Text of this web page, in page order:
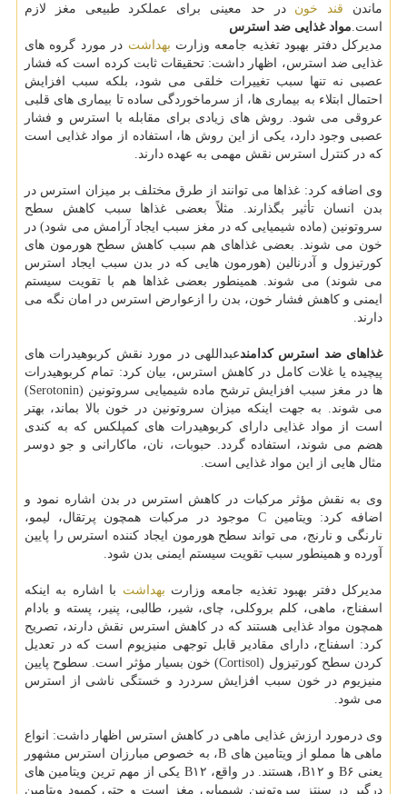
ماندن قند خون در حد معینی برای عملكرد طبیعی مغز لازم
است. مواد غذایی ضد استرس
مدیركل دفتر بهبود تغذیه جامعه وزارت بهداشت در مورد گروه های
غذایی ضد استرس، اظهار داشت: تحقیقات ثابت كرده است كه فشار
عصبی نه تنها سبب تغییرات خلقی می شود، بلكه سبب افزایش
احتمال ابتلاء به بیماری ها، از سرماخوردگی ساده تا بیماری های قلبی
عروقی می شود. روش های زیادی برای مقابله با استرس و فشار
عصبی وجود دارد، یكی از این روش ها، استفاده از مواد غذایی است
كه در كنترل استرس نقش مهمی به عهده دارند.
وی اضافه كرد: غذاها می توانند از طرق مختلف بر میزان استرس در
بدن انسان تأثیر بگذارند. مثلاً بعضی غذاها سبب كاهش سطح
سروتونین (ماده شیمیایی كه در مغز سبب ایجاد آرامش می شود) در
خون می شوند. بعضی غذاهای هم سبب كاهش سطح هورمون های
كورتیزول و آدرنالین (هورمون هایی كه در بدن سبب ایجاد استرس
می شوند) می شوند. همینطور بعضی غذاها هم با تقویت سیستم
ایمنی و كاهش فشار خون، بدن را ازعوارض استرس در امان نگه می
دارند.
غذاهای ضد استرس كدامندعبداللهی در مورد نقش كربوهیدرات های
پیچیده یا غلات كامل در كاهش استرس، بیان كرد: تمام كربوهیدرات
ها در مغز سبب افزایش ترشح ماده شیمیایی سروتونین (Serotonin)
می شوند. به جهت اینكه میزان سروتونین در خون بالا بماند، بهتر
است از مواد غذایی دارای كربوهیدرات های كمپلكس كه به كندی
هضم می شوند، استفاده گردد. حبوبات، نان، ماكارانی و جو دوسر
مثال هایی از این مواد غذایی است.
وی به نقش مؤثر مركبات در كاهش استرس در بدن اشاره نمود و
اضافه كرد: ویتامین C موجود در مركبات همچون پرتقال، لیمو،
نارنگی و نارنج، می تواند سطح هورمون ایجاد كننده استرس را پایین
آورده و همینطور سبب تقویت سیستم ایمنی بدن شود.
مدیركل دفتر بهبود تغذیه جامعه وزارت بهداشت با اشاره به اینكه
اسفناج، ماهی، كلم بروكلی، چای، شیر، طالبی، پنیر، پسته و بادام
همچون مواد غذایی هستند كه در كاهش استرس نقش دارند، تصریح
كرد: اسفناج، دارای مقادیر قابل توجهی منیزیوم است كه در تعدیل
كردن سطح كورتیزول (Cortisol) خون بسیار مؤثر است. سطوح پایین
منیزیوم در خون سبب افزایش سردرد و خستگی ناشی از استرس
می شود.
وی درمورد ارزش غذایی ماهی در كاهش استرس اظهار داشت: انواع
ماهی ها مملو از ویتامین های B، به خصوص مبارزان استرس مشهور
یعنی B۶ و B۱۲، هستند. در واقع، B۱۲ یكی از مهم ترین ویتامین های
درگیر در سنتز سروتونین شیمیایی مغز است و حتی كمبود ویتامین